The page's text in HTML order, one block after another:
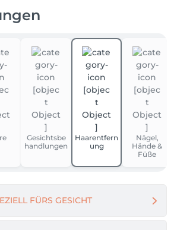
Gesichtsbe
handlungen
Haarentfern
ung
Nägel,
Hände &
Füße
FÜRS GESICHT